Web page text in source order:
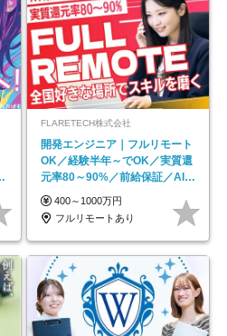
FLARETECH株式会社
開発エンジニア｜フルリモート
OK／経験半年～でOK／実質還
元率80～90%／前給保証／AI系
など最先端案件多数
400～1000万円
フルリモートあり